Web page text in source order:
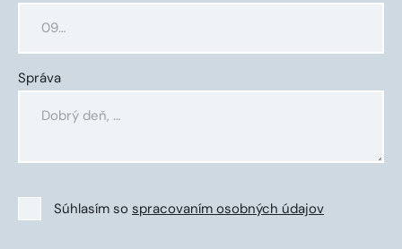
Správa
Súhlasím so spracovaním osobných údajov